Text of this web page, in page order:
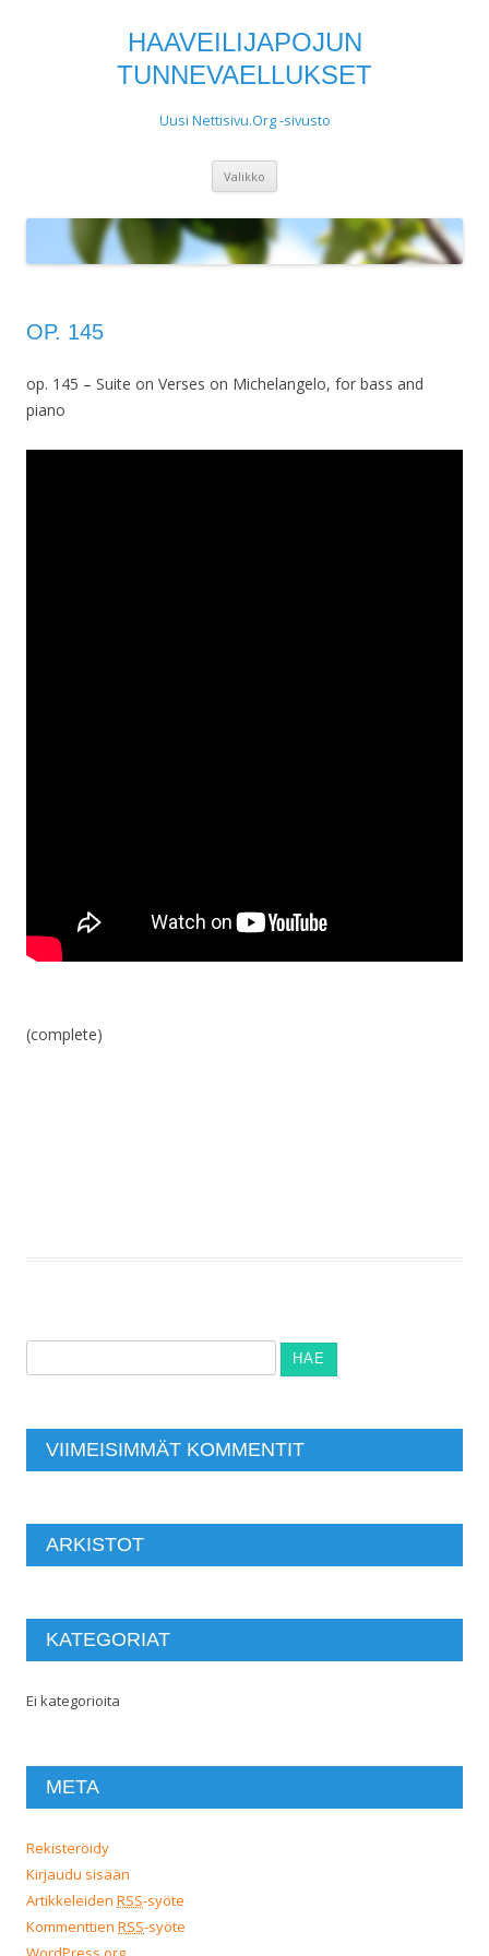
HAAVEILIJAPOJUN
TUNNEVAELLUKSET
Uusi Nettisivu.Org -sivusto
Valikko
OP. 145
op. 145 – Suite on Verses on Michelangelo, for bass and
piano
(complete)
VIIMEISIMMÄT KOMMENTIT
ARKISTOT
KATEGORIAT
Ei kategorioita
META
Rekisteröidy
Kirjaudu sisään
Artikkeleiden RSS-syöte
Kommenttien RSS-syöte